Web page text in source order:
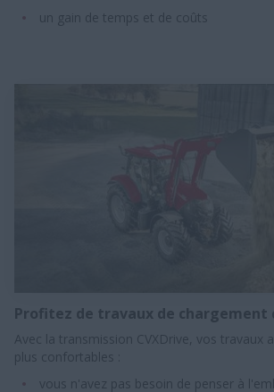
un gain de temps et de coûts
Profitez de travaux de chargement
Avec la transmission CVXDrive, vos travaux
plus confortables :​
vous n'avez pas besoin de penser à